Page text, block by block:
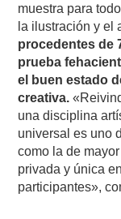
muestra para
la ilustración y el
procedentes de
prueba
el buen estado
creativa.
una disciplina
universal es uno
como la de
privada y única
participantes»,